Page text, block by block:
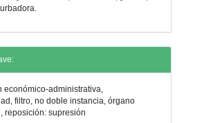
económico-administrativa,
filtro, no doble instancia, órgano
reposición: supresión